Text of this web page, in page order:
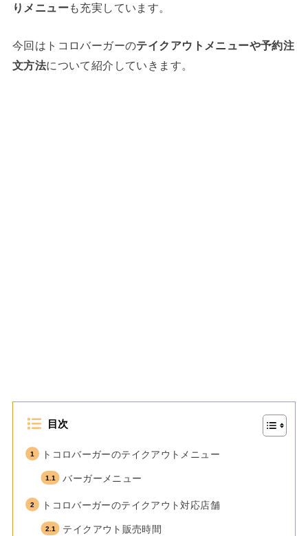
りメニューも充実しています。
今回はトコロバーガーのテイクアウトメニューや予約注
文方法について紹介していきます。
目次
トコロバーガーのテイクアウトメニュー
バーガーメニュー
トコロバーガーのテイクアウト対応店舗
テイクアウト販売時間